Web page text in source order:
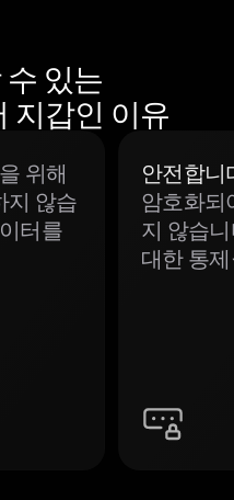
있는
지갑인 이유
위해
지 않습
터를
안전합니
암호화되
지 않습
대한 통